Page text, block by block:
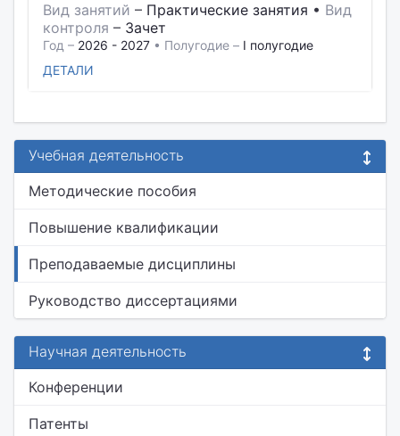
Вид занятий – Практические занятия • Вид
контроля – Зачет
Год – 2026 - 2027 • Полугодие – I полугодие
ДЕТАЛИ
Учебная деятельность
Методические пособия
Повышение квалификации
Преподаваемые дисциплины
Руководство диссертациями
Научная деятельность
Конференции
Патенты